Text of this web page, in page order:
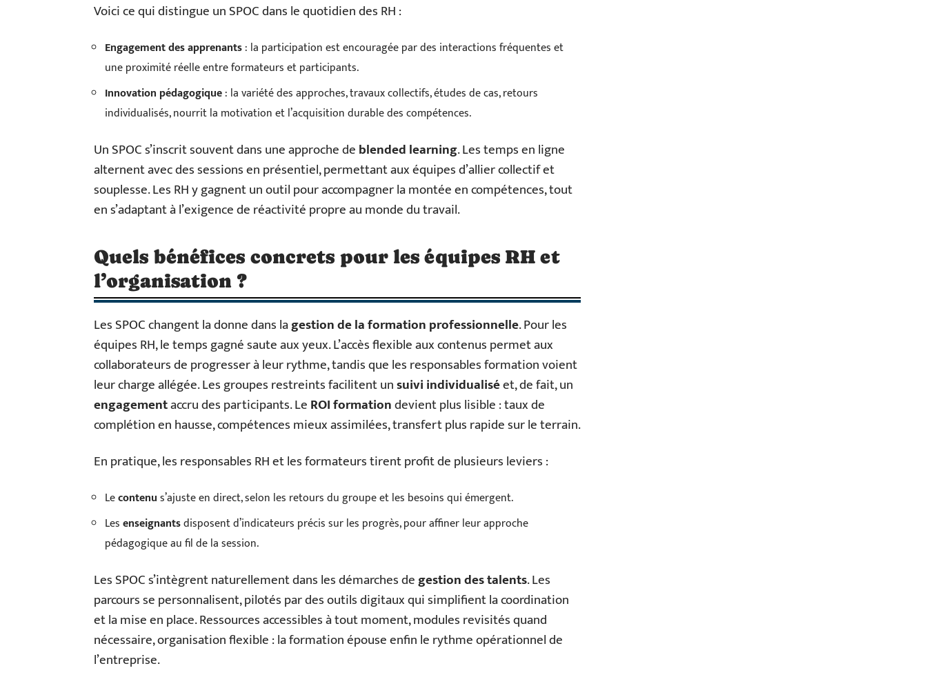
Voici ce qui distingue un SPOC dans le quotidien des RH :
Engagement des apprenants: la participation est encouragée par des interactions fréquentes et
une proximité réelle entre formateurs et participants.
Innovation pédagogique: la variété des approches, travaux collectifs, études de cas, retours
individualisés, nourrit la motivation et l’acquisition durable des compétences.
Un SPOC s’inscrit souvent dans une approche deblended learning. Les temps en ligne
alternent avec des sessions en présentiel, permettant aux équipes d’allier collectif et
souplesse. Les RH y gagnent un outil pour accompagner la montée en compétences, tout
en s’adaptant à l’exigence de réactivité propre au monde du travail.
Quels bénéfices concrets pour les équipes RH et
l’organisation ?
Les SPOC changent la donne dans lagestion de la formation professionnelle. Pour les
équipes RH, le temps gagné saute aux yeux. L’accès flexible aux contenus permet aux
collaborateurs de progresser à leur rythme, tandis que les responsables formation voient
leur charge allégée. Les groupes restreints facilitent unsuivi individualiséet, de fait, un
engagementaccru des participants. LeROI formationdevient plus lisible : taux de
complétion en hausse, compétences mieux assimilées, transfert plus rapide sur le terrain.
En pratique, les responsables RH et les formateurs tirent profit de plusieurs leviers :
Lecontenus’ajuste en direct, selon les retours du groupe et les besoins qui émergent.
Lesenseignantsdisposent d’indicateurs précis sur les progrès, pour affiner leur approche
pédagogique au fil de la session.
Les SPOC s’intègrent naturellement dans les démarches degestion des talents. Les
parcours se personnalisent, pilotés par des outils digitaux qui simplifient la coordination
et la mise en place. Ressources accessibles à tout moment, modules revisités quand
nécessaire, organisation flexible : la formation épouse enfin le rythme opérationnel de
l’entreprise.